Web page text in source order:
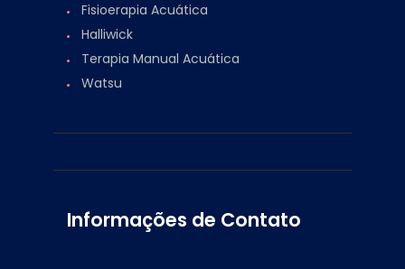
Fisioerapia Acuática
Halliwick
Terapia Manual Acuática
Watsu
Informações de Contato